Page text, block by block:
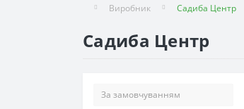
Виробник Садиба Центр
Садиба Центр